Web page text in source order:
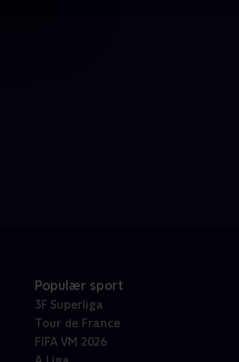
Populær sport
3F Superliga
Tour de France
FIFA VM 2026